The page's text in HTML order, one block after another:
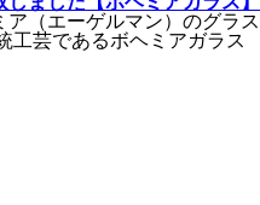
（エーゲルマン）のグラス
工芸であるボヘミアガラス